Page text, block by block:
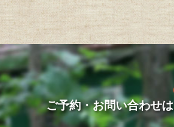
ご予約・お問い合わせは